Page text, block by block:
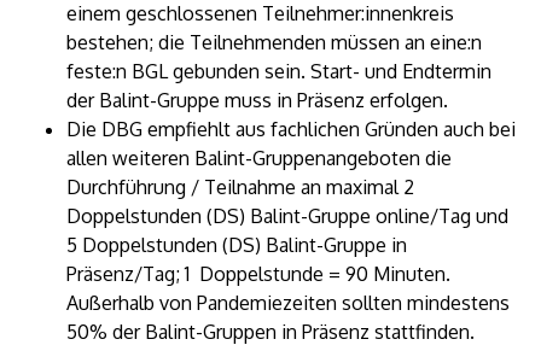
einem geschlossenen Teilnehmer:innenkreis
bestehen; die Teilnehmenden müssen an eine:n
feste:n BGL gebunden sein. Start- und Endtermin
der Balint-Gruppe muss in Präsenz erfolgen.
Die DBG empfiehlt aus fachlichen Gründen auch bei
allen weiteren Balint-Gruppenangeboten die
Durchführung / Teilnahme an maximal 2
Doppelstunden (DS) Balint-Gruppe online/Tag und
5 Doppelstunden (DS) Balint-Gruppe in
Präsenz/Tag; 1 Doppelstunde = 90 Minuten.
Außerhalb von Pandemiezeiten sollten mindestens
50% der Balint-Gruppen in Präsenz stattfinden.